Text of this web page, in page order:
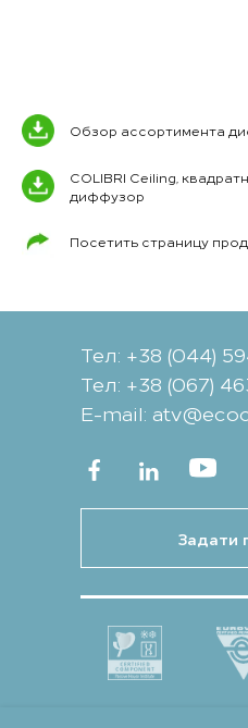
Обзор ассортимента
COLIBRI Ceiling,
диффузор
Посетить страницу
Тел: +38 (044)
Тел: +38 (067)
Е-mail:
Задати